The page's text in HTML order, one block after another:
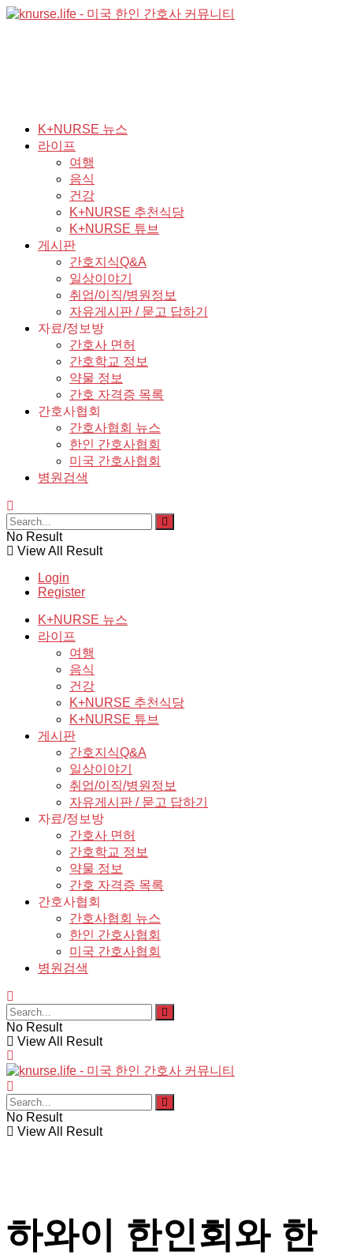
K+NURSE 뉴스
라이프
여행
음식
건강
K+NURSE 추천식당
K+NURSE 튜브
게시판
간호지식Q&A
일상이야기
취업/이직/병원정보
자유게시판 / 묻고 답하기
자료/정보방
간호사 면허
간호학교 정보
약물 정보
간호 자격증 목록
간호사협회
간호사협회 뉴스
한인 간호사협회
미국 간호사협회
병원검색
No Result
View All Result
Login
Register
K+NURSE 뉴스
라이프
여행
음식
건강
K+NURSE 추천식당
K+NURSE 튜브
게시판
간호지식Q&A
일상이야기
취업/이직/병원정보
자유게시판 / 묻고 답하기
자료/정보방
간호사 면허
간호학교 정보
약물 정보
간호 자격증 목록
간호사협회
간호사협회 뉴스
한인 간호사협회
미국 간호사협회
병원검색
No Result
View All Result
No Result
View All Result
하와이 한인회와 한